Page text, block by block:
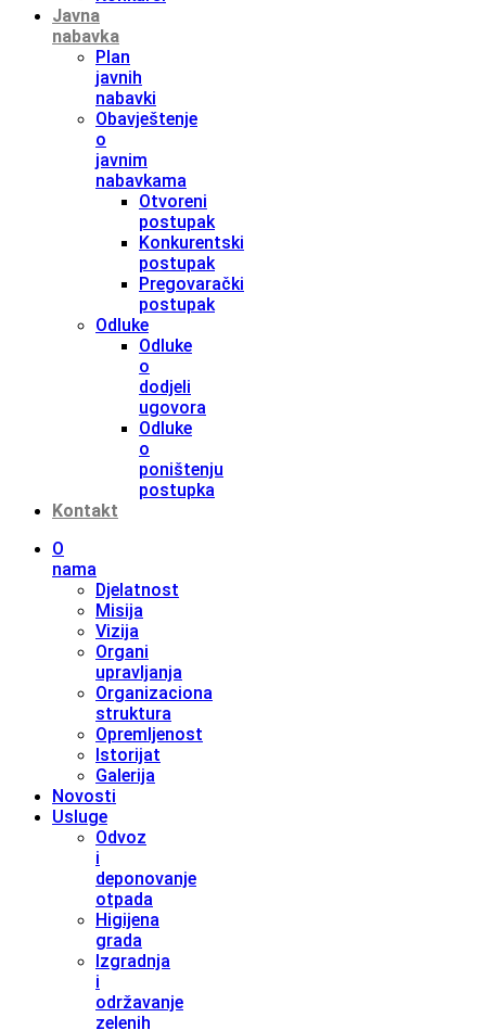
Javna
nabavka
Plan
javnih
nabavki
Obavještenje
o
javnim
nabavkama
Otvoreni
postupak
Konkurentski
postupak
Pregovarački
postupak
Odluke
Odluke
o
dodjeli
ugovora
Odluke
o
poništenju
postupka
Kontakt
O
nama
Djelatnost
Misija
Vizija
Organi
upravljanja
Organizaciona
struktura
Opremljenost
Istorijat
Galerija
Novosti
Usluge
Odvoz
i
deponovanje
otpada
Higijena
grada
Izgradnja
i
održavanje
zelenih